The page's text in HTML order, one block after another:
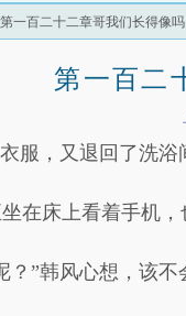
一百二十二章哥我们长得像吗
第一百二
服，又退回了洗浴
在床上看着手机，
？”韩风心想，该不